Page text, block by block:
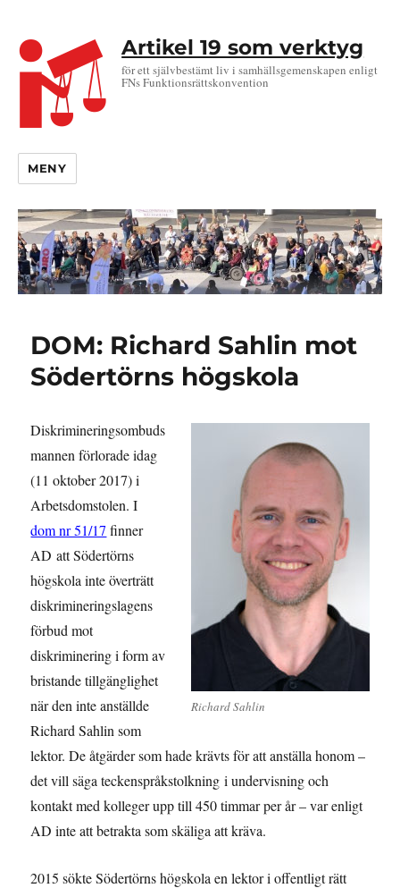
Artikel 19 som verktyg
för ett självbestämt liv i samhällsgemenskapen enligt
FNs Funktionsrättskonvention
MENY
DOM: Richard Sahlin mot
Södertörns högskola
Richard Sahlin
Diskrimineringsombuds
mannen förlorade idag
(11 oktober 2017) i
Arbetsdomstolen. I
dom nr 51/17 finner
AD att Södertörns
högskola inte överträtt
diskrimineringslagens
förbud mot
diskriminering i form av
bristande tillgänglighet
när den inte anställde
Richard Sahlin som
lektor. De åtgärder som hade krävts för att anställa honom –
det vill säga teckenspråkstolkningi undervisning och
kontakt med kolleger upp till 450 timmar per år – var enligt
AD inte att betrakta som skäliga att kräva.
2015 sökte Södertörns högskola en lektor i offentligt rätt